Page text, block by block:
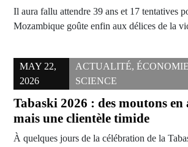
Il aura fallu attendre 39 ans et 17 tentatives
Mozambique goûte enfin aux délices de la
MAY 22,
2026
ACTUALITÉ, ÉCONOMIE
SCIENCE
Tabaski 2026 : des moutons en
mais une clientèle timide
À quelques jours de la célébration de la